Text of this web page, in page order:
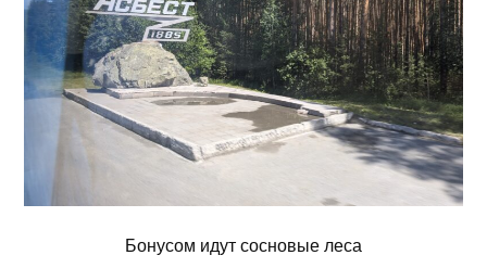
Бонусом идут сосновые леса